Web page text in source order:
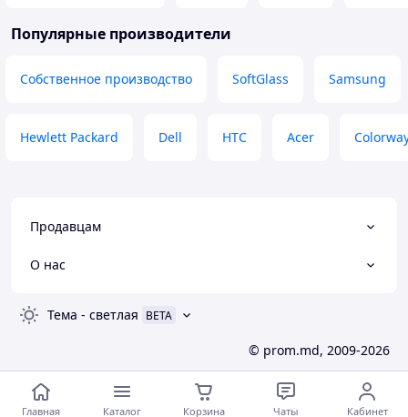
Популярные производители
Собственное производство SoftGlass Samsung
Hewlett Packard Dell HTC Acer
Продавцам
О нас
Тема - светлая BETA
© prom.md, 2009-2026
Главная Каталог Корзина Чаты Кабинет